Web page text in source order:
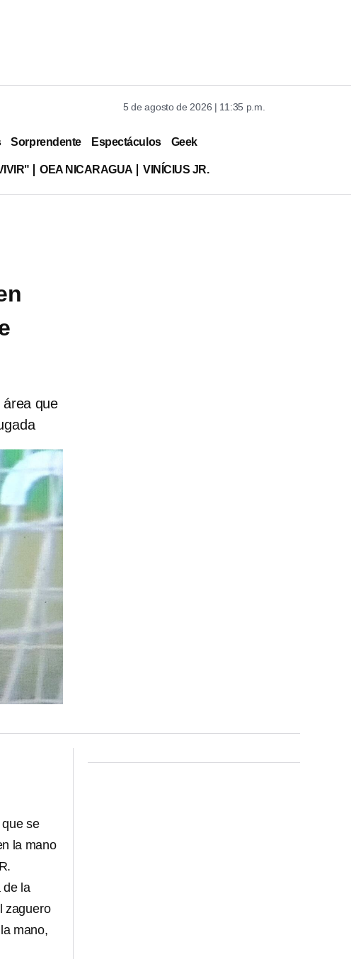
5 de agosto de 2026 | 11:35 p.m.
Sorprendente Espectáculos Geek
OEA NICARAGUA VINÍCIUS JR.
que
se
la mano
de la
zaguero
mano,